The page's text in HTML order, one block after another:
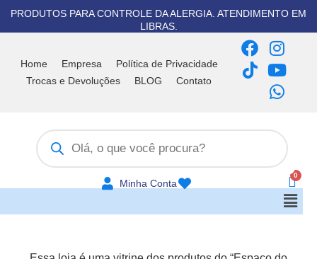
conteúdo
PRODUTOS PARA CONTROLE DA ALERGIA. ATENDIMENTO EM
LIBRAS.
Home Empresa
Política de Privacidade
Trocas e Devoluções
BLOG Contato
F
a
c
o
k
I
n
s
t
g
a
m
T
i
k
k
Y
o
u
t
b
W
h
a
t
a
p
p
Minha Conta
Pesquisar
produtos